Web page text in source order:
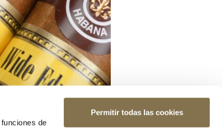
de
Permitir todas las cookies